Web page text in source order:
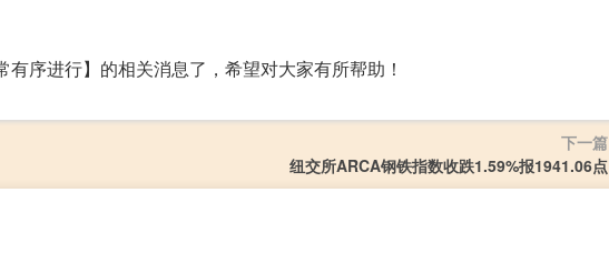
序进行】的相关消息了，希望对大家有所帮助！
下一篇
纽交所ARCA钢铁指数收跌1.59%报1941.06点